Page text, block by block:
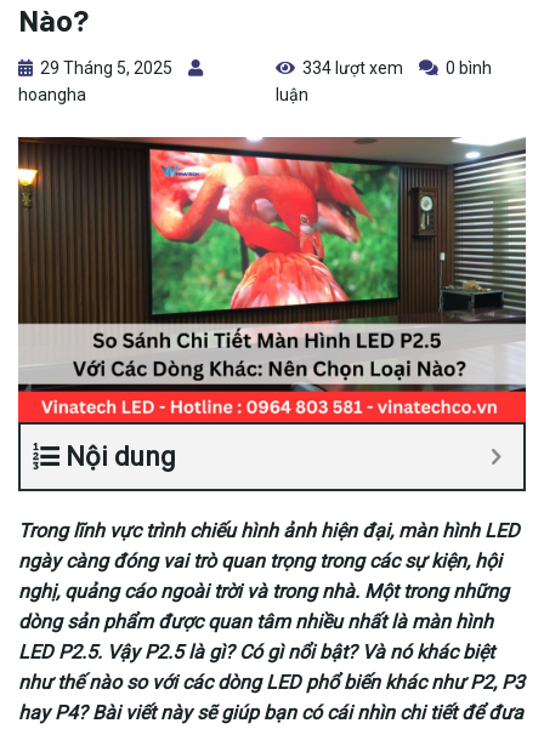
Nào?
29 Tháng 5, 2025
hoangha
334 lượt xem
0 bình
luận
Nội dung
Trong lĩnh vực trình chiếu hình ảnh hiện đại, màn hình LED
ngày càng đóng vai trò quan trọng trong các sự kiện, hội
nghị, quảng cáo ngoài trời và trong nhà. Một trong những
dòng sản phẩm được quan tâm nhiều nhất là màn hình
LED P2.5. Vậy P2.5 là gì? Có gì nổi bật? Và nó khác biệt
như thế nào so với các dòng LED phổ biến khác như P2, P3
hay P4? Bài viết này sẽ giúp bạn có cái nhìn chi tiết để đưa